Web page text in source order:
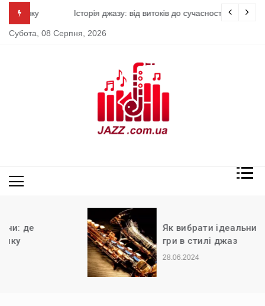
content
Історія джазу: від витоків до сучасності
Субота, 08 Серпня, 2026
Як вибрати ідеальний саксофон для
гри в стилі джаз
28.06.2024